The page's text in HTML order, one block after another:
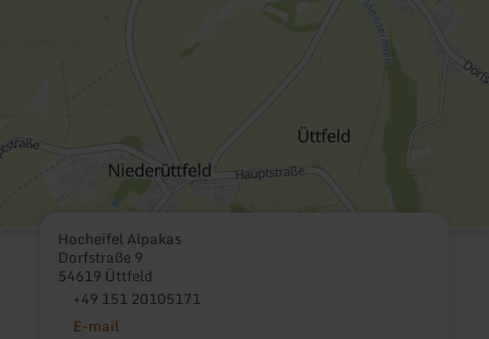
Hocheifel Alpakas
Dorfstraße 9
54619 Üttfeld
+49 151 20105171
E-mail